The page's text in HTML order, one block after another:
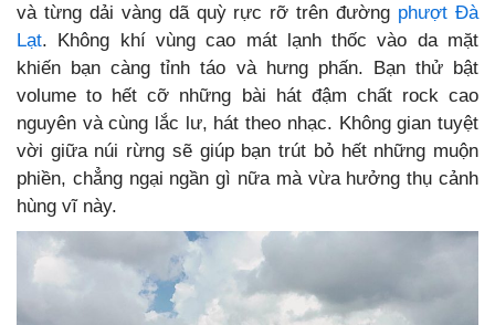
và từng dải vàng dã quỳ rực rỡ trên đường phượt Đà
Lạt. Không khí vùng cao mát lạnh thốc vào da mặt
khiến bạn càng tỉnh táo và hưng phấn. Bạn thử bật
volume to hết cỡ những bài hát đậm chất rock cao
nguyên và cùng lắc lư, hát theo nhạc. Không gian tuyệt
vời giữa núi rừng sẽ giúp bạn trút bỏ hết những muộn
phiền, chẳng ngại ngần gì nữa mà vừa hưởng thụ cảnh
hùng vĩ này.